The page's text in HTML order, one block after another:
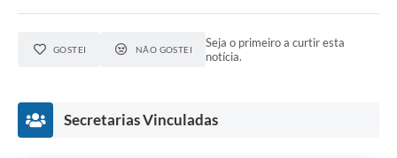
GOSTEI NÃO GOSTEI
Seja o primeiro a curtir esta
notícia.
Secretarias Vinculadas